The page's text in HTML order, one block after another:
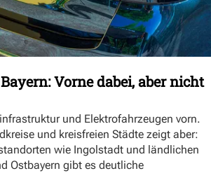
Vorne dabei, aber nicht
und Elektrofahrzeugen vorn.
und kreisfreien Städte zeigt aber:
wie Ingolstadt und ländlichen
Ostbayern gibt es deutliche